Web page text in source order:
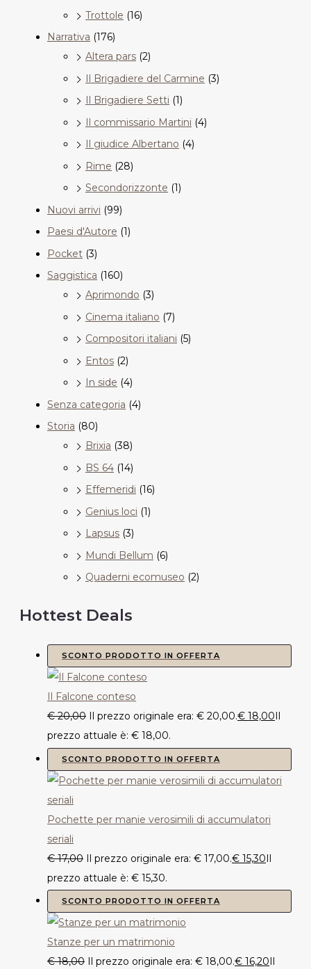
Trottole (16)
Narrativa (176)
Altera pars (2)
Il Brigadiere del Carmine (3)
Il Brigadiere Setti (1)
Il commissario Martini (4)
Il giudice Albertano (4)
Rime (28)
Secondorizzonte (1)
Nuovi arrivi (99)
Paesi d'Autore (1)
Pocket (3)
Saggistica (160)
Aprimondo (3)
Cinema italiano (7)
Compositori italiani (5)
Entos (2)
In side (4)
Senza categoria (4)
Storia (80)
Brixia (38)
BS 64 (14)
Effemeridi (16)
Genius loci (1)
Lapsus (3)
Mundi Bellum (6)
Quaderni ecomuseo (2)
Hottest Deals
SCONTO PRODOTTO IN OFFERTA
Il Falcone conteso
€20,00 Il prezzo originale era: € 20,00.€ 18,00
prezzo attuale è: € 18,00.
SCONTO PRODOTTO IN OFFERTA
Pochette per manie verosimili di accumulatori
seriali
€17,00 Il prezzo originale era: € 17,00.€ 15,30Il
prezzo attuale è: € 15,30.
SCONTO PRODOTTO IN OFFERTA
Stanze per un matrimonio
€18,00 Il prezzo originale era: € 18,00.€ 16,20